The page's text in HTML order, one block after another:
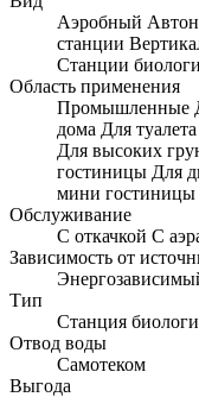
Аэробный
станции
Станции
Область применения
Промышленные
дома Для туалета
Для высоких
гостиницы Для
мини гостиницы
Обслуживание
С откачкой С
Зависимость от
Тип
Станция
Отвод воды
Самотеком
Выгода